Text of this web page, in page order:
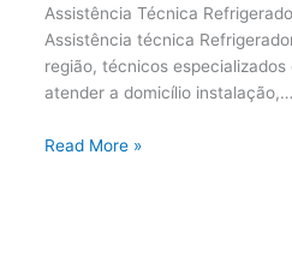
Assistência Técnica
Assistência técnica
região, técnicos especializados
atender a domicílio instalação,…
Read More »